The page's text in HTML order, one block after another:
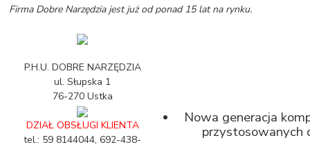
Firma Dobre Narzędzia jest już od ponad 15 lat na rynku.
P.H.U. DOBRE NARZĘDZIA
ul. Słupska 1
76-270 Ustka
DZIAŁ OBSŁUGI KLIENTA
tel.: 59 8144044, 692-438-
Nowa generacja